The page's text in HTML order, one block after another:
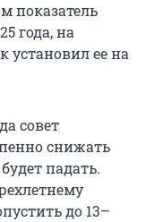
показатель
года, на
установил ее на
совет
снижать
падать.
до 13–